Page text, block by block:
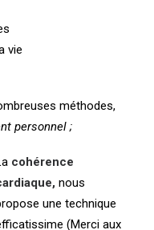
vie
méthodes,
personnel ;
cohérence
nous
une technique
(Merci aux